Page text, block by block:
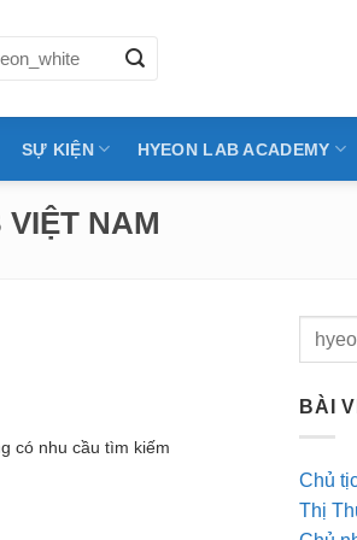
SỰ KIỆN HYEON LAB ACADEMY
NAM
có nhu cầu tìm kiếm
BÀI
Chủ
Thị